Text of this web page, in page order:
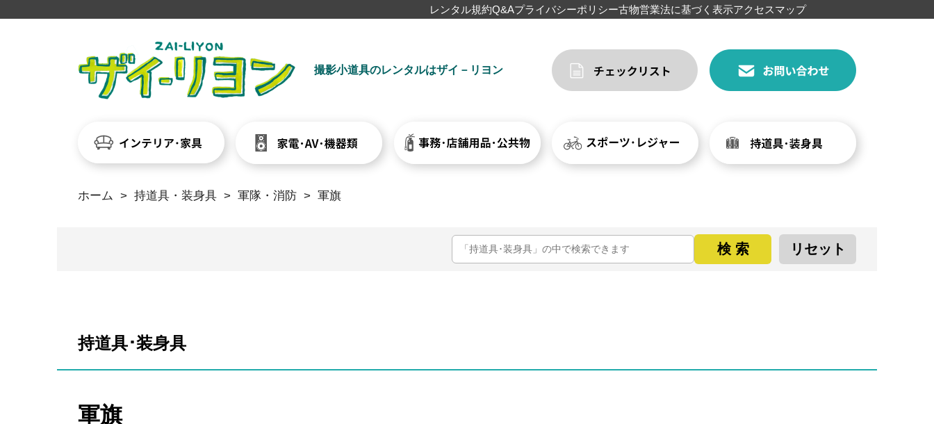
レンタル規約Q&Aプライバシーポリシー古物営業法に基づく表示アクセスマップ
撮影小道具のレンタルはザイ－リヨン
ホーム > 持道具・装身具 > 軍隊・消防 > 軍旗
検 索 リセット
持道具･装身具
軍旗